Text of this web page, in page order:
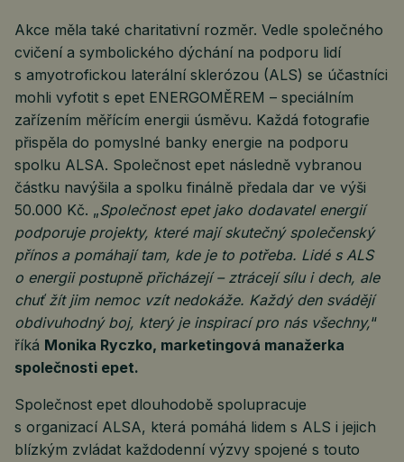
Akce měla také charitativní rozměr. Vedle společného
cvičení a symbolického dýchání na podporu lidí
s amyotrofickou laterální sklerózou (ALS) se účastníci
mohli vyfotit s epet ENERGOMĚREM – speciálním
zařízením měřícím energii úsměvu. Každá fotografie
přispěla do pomyslné banky energie na podporu
spolku ALSA. Společnost epet následně vybranou
částku navýšila a spolku finálně předala dar ve výši
50.000 Kč. „Společnost epet jako dodavatel energií
podporuje projekty, které mají skutečný společenský
přínos a pomáhají tam, kde je to potřeba. Lidé s ALS
o energii postupně přicházejí – ztrácejí sílu i dech, ale
chuť žít jim nemoc vzít nedokáže. Každý den svádějí
obdivuhodný boj, který je inspirací pro nás všechny,“
říká Monika Ryczko, marketingová manažerka
společnosti epet.
Společnost epet dlouhodobě spolupracuje
s organizací ALSA, která pomáhá lidem s ALS i jejich
blízkým zvládat každodenní výzvy spojené s touto